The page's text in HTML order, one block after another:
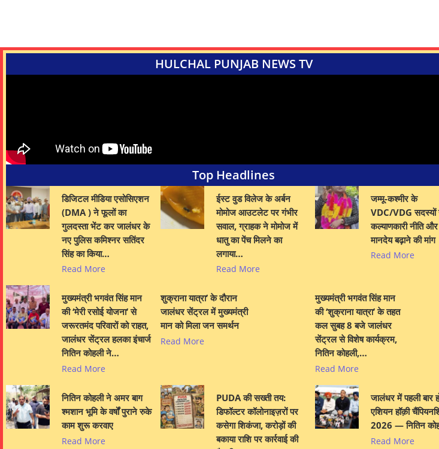
HULCHAL PUNJAB NEWS TV
Top Headlines
डिजिटल मीडिया एसोसिएशन
(DMA ) ने फूलों का
गुलदस्ता भेंट कर जालंधर के
नए पुलिस कमिश्नर सतिंदर
सिंह का किया…
Read More
ईस्ट वुड विलेज के अर्बन
मोमोज आउटलेट पर गंभीर
सवाल, ग्राहक ने मोमोज में
धातु का पेंच मिलने का
लगाया…
Read More
जम्मू-कश्मीर के
VDC/VDG सदस्यों
कल्याणकारी नीति और
मानदेय बढ़ाने की मांग
Read More
मुख्यमंत्री भगवंत सिंह मान
की ‘मेरी रसोई योजना’ से
जरूरतमंद परिवारों को राहत,
जालंधर सेंट्रल हलका इंचार्ज
नितिन कोहली ने…
Read More
शुक्राना यात्रा’ के दौरान
जालंधर सेंट्रल में मुख्यमंत्री
मान को मिला जन समर्थन
Read More
मुख्यमंत्री भगवंत सिंह मान
की ‘शुक्राना यात्रा’ के तहत
कल सुबह 8 बजे जालंधर
सेंट्रल से विशेष कार्यक्रम,
नितिन कोहली,…
Read More
नितिन कोहली ने अमर बाग
श्मशान भूमि के वर्षों पुराने रुके
काम शुरू करवाए
Read More
PUDA की सख्ती तय:
डिफॉल्टर कॉलोनाइज़रों पर
कसेगा शिकंजा, करोड़ों की
बकाया राशि पर कार्रवाई की
जालंधर में पहली बार
एशियन हॉक़ी
2026 — नितिन
Read More